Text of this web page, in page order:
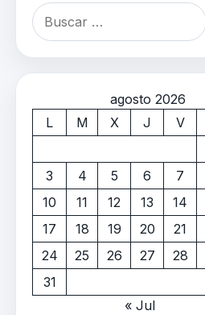
agosto 2026
L
M X J V
3
4 5 6 7
10
11 12 13 14
17
18 19 20 21
24
25 26 27 28
31
« Jul